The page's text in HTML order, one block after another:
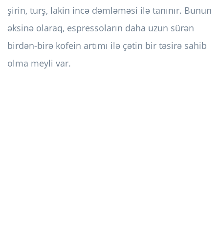
şirin, turş, lakin incə dəmləməsi ilə tanınır. Bunun
əksinə olaraq, espressoların daha uzun sürən
birdən-birə kofein artımı ilə çətin bir təsirə sahib
olma meyli var.